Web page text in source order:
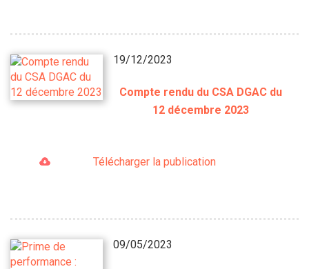
19/12/2023
Compte rendu du CSA DGAC du
12 décembre 2023
Télécharger la publication
09/05/2023